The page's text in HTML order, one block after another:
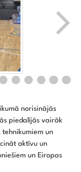
norisinājās
piedalījās vairāk
tehnikumiem un
aktīvu un
un Eiropas